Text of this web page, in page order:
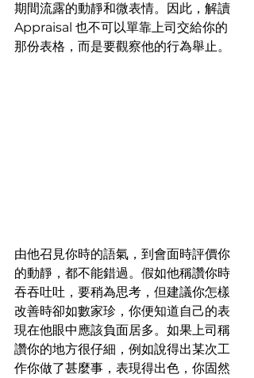
期間流露的動靜和微表情。因此，解讀
Appraisal 也不可以單靠上司交給你的
那份表格，而是要觀察他的行為舉止。
由他召見你時的語氣，到會面時評價你
的動靜，都不能錯過。假如他稱讚你時
吞吞吐吐，要稍為思考，但建議你怎樣
改善時卻如數家珍，你便知道自己的表
現在他眼中應該負面居多。如果上司稱
讚你的地方很仔細，例如說得出某次工
作你做了甚麼事，表現得出色，你固然